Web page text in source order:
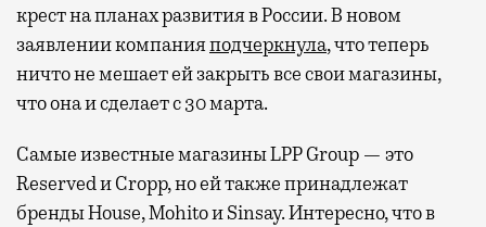
крест на планах развития в России. В новом
заявлении компанияподчеркнула, что теперь
ничто не мешает ей закрыть все свои магазины,
что она и сделает с 30 марта.
Самые известные магазины LPP Group — это
Reserved и Cropp, но ей также принадлежат
бренды House, Mohito и Sinsay. Интересно, что в